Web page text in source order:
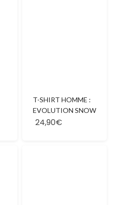
T-SHIRT HOMME :
EVOLUTION SNOW
24,90€